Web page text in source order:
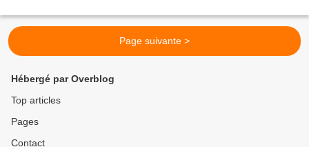
Page suivante >
Hébergé par Overblog
Top articles
Pages
Contact